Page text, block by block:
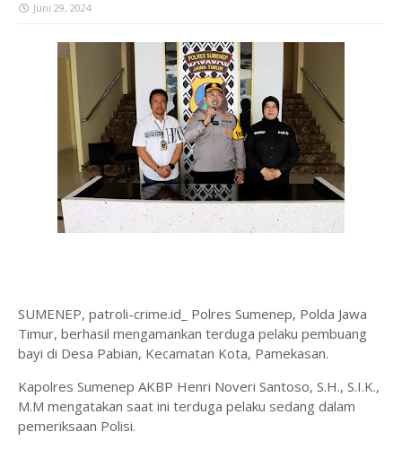
Juni 29, 2024
SUMENEP, patroli-crime.id_ Polres Sumenep, Polda Jawa
Timur, berhasil mengamankan terduga pelaku pembuang
bayi di Desa Pabian, Kecamatan Kota, Pamekasan.
Kapolres Sumenep AKBP Henri Noveri Santoso, S.H., S.I.K.,
M.M mengatakan saat ini terduga pelaku sedang dalam
pemeriksaan Polisi.